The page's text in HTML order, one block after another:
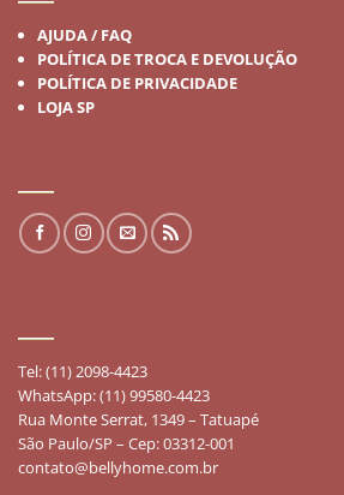
AJUDA / FAQ
POLÍTICA DE TROCA E DEVOLUÇÃO
POLÍTICA DE PRIVACIDADE
LOJA SP
Tel: (11) 2098-4423
WhatsApp: (11) 99580-4423
Rua Monte Serrat, 1349 – Tatuapé
São Paulo/SP – Cep: 03312-001
contato@bellyhome.com.br